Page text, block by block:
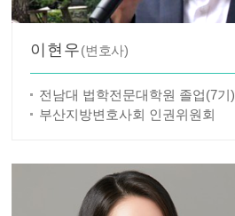
이현우(변호사)
전남대 법학전문대학원 졸업(7기)
부산지방변호사회 인권위원회